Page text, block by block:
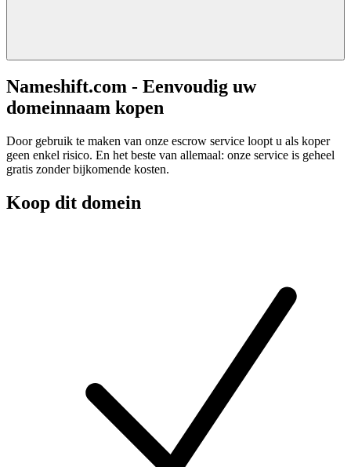
Nameshift.com - Eenvoudig uw
domeinnaam kopen
Door gebruik te maken van onze escrow service loopt u als koper
geen enkel risico. En het beste van allemaal: onze service is geheel
gratis zonder bijkomende kosten.
Koop dit domein